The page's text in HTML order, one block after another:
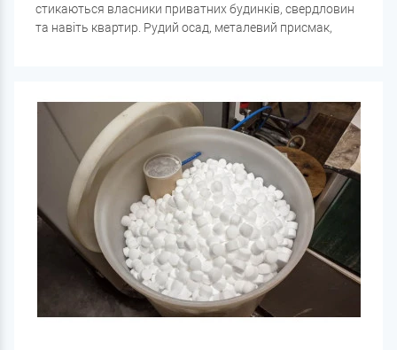
стикаються власники приватних будинків, свердловин
та навіть квартир. Рудий осад, металевий присмак,